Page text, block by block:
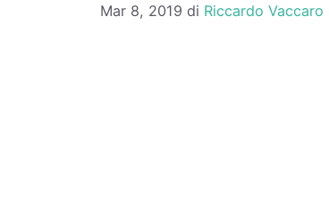
Mar 8, 2019 di Riccardo Vaccaro